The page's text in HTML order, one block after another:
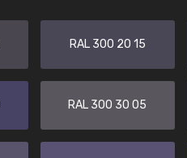
RAL 300 20 15
RAL 300 30 05